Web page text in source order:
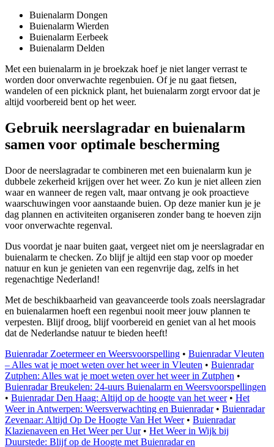
Buienalarm Dongen
Buienalarm Wierden
Buienalarm Eerbeek
Buienalarm Delden
Met een buienalarm in je broekzak hoef je niet langer verrast te
worden door onverwachte regenbuien. Of je nu gaat fietsen,
wandelen of een picknick plant, het buienalarm zorgt ervoor dat je
altijd voorbereid bent op het weer.
Gebruik neerslagradar en buienalarm
samen voor optimale bescherming
Door de neerslagradar te combineren met een buienalarm kun je
dubbele zekerheid krijgen over het weer. Zo kun je niet alleen zien
waar en wanneer de regen valt, maar ontvang je ook proactieve
waarschuwingen voor aanstaande buien. Op deze manier kun je je
dag plannen en activiteiten organiseren zonder bang te hoeven zijn
voor onverwachte regenval.
Dus voordat je naar buiten gaat, vergeet niet om je neerslagradar en
buienalarm te checken. Zo blijf je altijd een stap voor op moeder
natuur en kun je genieten van een regenvrije dag, zelfs in het
regenachtige Nederland!
Met de beschikbaarheid van geavanceerde tools zoals neerslagradar
en buienalarmen hoeft een regenbui nooit meer jouw plannen te
verpesten. Blijf droog, blijf voorbereid en geniet van al het moois
dat de Nederlandse natuur te bieden heeft!
Buienradar Zoetermeer en Weersvoorspelling • Buienradar Vleuten
– Alles wat je moet weten over het weer in Vleuten • Buienradar
Zutphen: Alles wat je moet weten over het weer in Zutphen •
Buienradar Breukelen: 24-uurs Buienalarm en Weersvoorspellingen
• Buienradar Den Haag: Altijd op de hoogte van het weer• Het
Weer in Antwerpen: Weersverwachting en Buienradar• Buienradar
Zevenaar: Altijd Op De Hoogte Van Het Weer• Buienradar
Klazienaveen en Het Weer per Uur• Het Weer in Wijk bij
Duurstede: Blijf op de Hoogte met Buienradar en